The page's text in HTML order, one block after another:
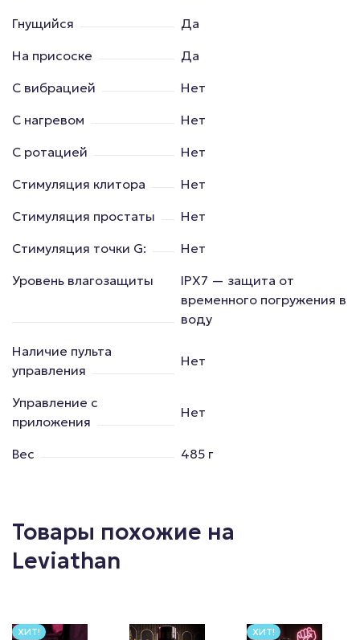
Гнущийся
Да
На присоске
Да
С вибрацией
Нет
С нагревом
Нет
С ротацией
Нет
Стимуляция клитора
Нет
Стимуляция простаты
Нет
Стимуляция точки G:
Нет
Уровень влагозащиты
IPX7 — защита от
временного погружения в
воду
Наличие пульта
управления
Нет
Управление с
приложения
Нет
Вес 485 г
Товары похожие на
Leviathan
ХИТ! ХИТ!